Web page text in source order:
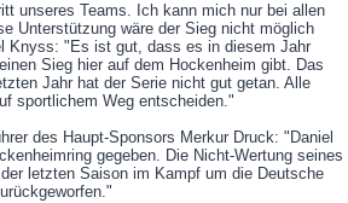
unseres Teams. Ich kann mich nur bei allen
Unterstützung wäre der Sieg nicht möglich
Knyss: "Es ist gut, dass es in diesem Jahr
Sieg hier auf dem Hockenheim gibt. Das
Jahr hat der Serie nicht gut getan. Alle
sportlichem Weg entscheiden."
des Haupt-Sponsors Merkur Druck: "Daniel
gegeben. Die Nicht-Wertung seines
letzten Saison im Kampf um die Deutsche